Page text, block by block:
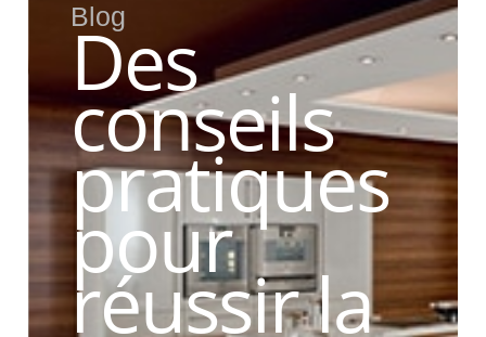
Blog
Des
conseils
pratiques
pour
réussir la